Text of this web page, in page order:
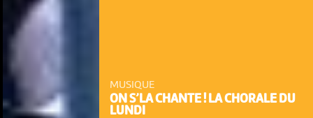
MUSIQUE
ON S’LA CHANTE ! LA CHORALE DU
LUNDI